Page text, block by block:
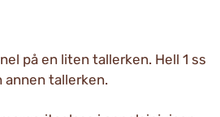
på en liten tallerken. Hell 1 ss
annen tallerken.